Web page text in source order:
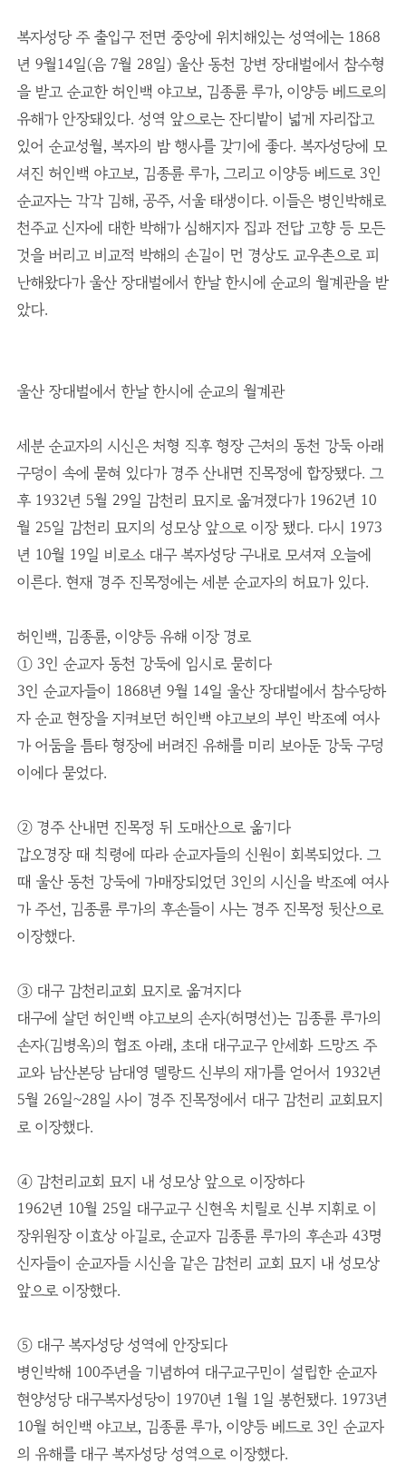
복자성당 주 출입구 전면 중앙에 위치해있는 성역에는 1868
년 9월14일(음 7월 28일) 울산 동천 강변 장대벌에서 참수형
을 받고 순교한 허인백 야고보, 김종륜 루가, 이양등 베드로의
유해가 안장돼있다. 성역 앞으로는 잔디밭이 넓게 자리잡고
있어 순교성월, 복자의 밤 행사를 갖기에 좋다. 복자성당에 모
셔진 허인백 야고보, 김종륜 루가, 그리고 이양등 베드로 3인
순교자는 각각 김해, 공주, 서울 태생이다. 이들은 병인박해로
천주교 신자에 대한 박해가 심해지자 집과 전답 고향 등 모든
것을 버리고 비교적 박해의 손길이 먼 경상도 교우촌으로 피
난해왔다가 울산 장대벌에서 한날 한시에 순교의 월계관을 받
았다.
울산 장대벌에서 한날 한시에 순교의 월계관
세분 순교자의 시신은 처형 직후 형장 근처의 동천 강둑 아래
구덩이 속에 묻혀 있다가 경주 산내면 진목정에 합장됐다. 그
후 1932년 5월 29일 감천리 묘지로 옮겨졌다가 1962년 10
월 25일 감천리 묘지의 성모상 앞으로 이장 됐다. 다시 1973
년 10월 19일 비로소 대구 복자성당 구내로 모셔져 오늘에
이른다. 현재 경주 진목정에는 세분 순교자의 허묘가 있다.
허인백, 김종륜, 이양등 유해 이장 경로
① 3인 순교자 동천 강둑에 임시로 묻히다
3인 순교자들이 1868년 9월 14일 울산 장대벌에서 참수당하
자 순교 현장을 지켜보던 허인백 야고보의 부인 박조예 여사
가 어둠을 틈타 형장에 버려진 유해를 미리 보아둔 강둑 구덩
이에다 묻었다.
② 경주 산내면 진목정 뒤 도매산으로 옮기다
갑오경장 때 칙령에 따라 순교자들의 신원이 회복되었다. 그
때 울산 동천 강둑에 가매장되었던 3인의 시신을 박조예 여사
가 주선, 김종륜 루가의 후손들이 사는 경주 진목정 뒷산으로
이장했다.
③ 대구 감천리교회 묘지로 옮겨지다
대구에 살던 허인백 야고보의 손자(허명선)는 김종륜 루가의
손자(김병옥)의 협조 아래, 초대 대구교구 안세화 드망즈 주
교와 남산본당 남대영 델랑드 신부의 재가를 얻어서 1932년
5월 26일~28일 사이 경주 진목정에서 대구 감천리 교회묘지
로 이장했다.
④ 감천리교회 묘지 내 성모상 앞으로 이장하다
1962년 10월 25일 대구교구 신현옥 치릴로 신부 지휘로 이
장위원장 이효상 아길로, 순교자 김종륜 루가의 후손과 43명
신자들이 순교자들 시신을 같은 감천리 교회 묘지 내 성모상
앞으로 이장했다.
⑤ 대구 복자성당 성역에 안장되다
병인박해 100주년을 기념하여 대구교구민이 설립한 순교자
현양성당 대구복자성당이 1970년 1월 1일 봉헌됐다. 1973년
10월 허인백 야고보, 김종륜 루가, 이양등 베드로 3인 순교자
의 유해를 대구 복자성당 성역으로 이장했다.